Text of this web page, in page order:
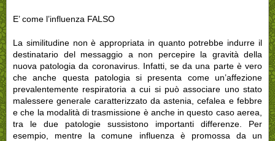
E’ come l’influenza FALSO
La similitudine non è appropriata in quanto potrebbe indurre il
destinatario del messaggio a non percepire la gravità della
nuova patologia da coronavirus. Infatti, se da una parte è vero
che anche questa patologia si presenta come un’affezione
prevalentemente respiratoria a cui si può associare uno stato
malessere generale caratterizzato da astenia, cefalea e febbre
e che la modalità di trasmissione è anche in questo caso aerea,
tra le due patologie sussistono importanti differenze. Per
esempio, mentre la comune influenza è promossa da un